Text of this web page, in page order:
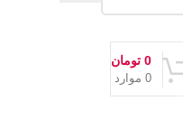
0 موارد
0 تومان